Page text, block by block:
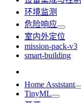
环境监测
危险响应
室内外定位
mission-pack-v3
smart-building
Home Assistant
TinyML